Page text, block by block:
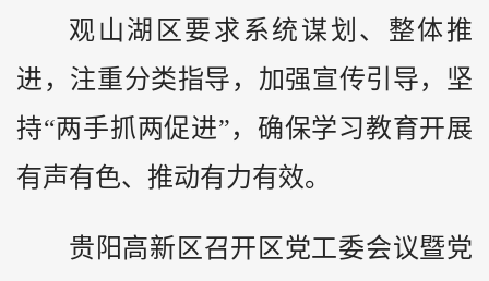
观山湖区要求系统谋划、整体推
进，注重分类指导，加强宣传引导，坚
持“两手抓两促进”，确保学习教育开展
有声有色、推动有力有效。
贵阳高新区召开区党工委会议暨党